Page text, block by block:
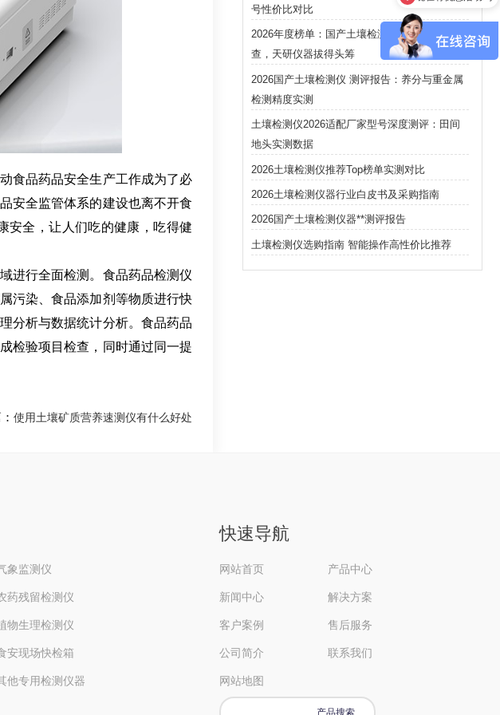
食品药品安全生产工作成为了必
安全监管体系的建设也离不开食
安全，让人们吃的健康，吃得健
进行全面检测。食品药品检测仪
污染、食品添加剂等物质进行快
分析与数据统计分析。食品药品
检验项目检查，同时通过同一提
使用土壤矿质营养速测仪有什么好处
号性价比对比
2026年度榜单：国产土壤检测仪品牌认知度调
查，天研仪器拔得头筹
2026国产土壤检测仪 测评报告：养分与重金属
检测精度实测
土壤检测仪2026适配厂家型号深度测评：田间
地头实测数据
2026土壤检测仪推荐Top榜单实测对比
2026土壤检测仪器行业白皮书及采购指南
2026国产土壤检测仪器**测评报告
土壤检测仪选购指南 智能操作高性价比推荐
象监测仪
药残留检测仪
物生理检测仪
安现场快检箱
他专用检测仪器
快速导航
网站首页 产品中心
新闻中心 解决方案
客户案例 售后服务
公司简介 联系我们
网站地图